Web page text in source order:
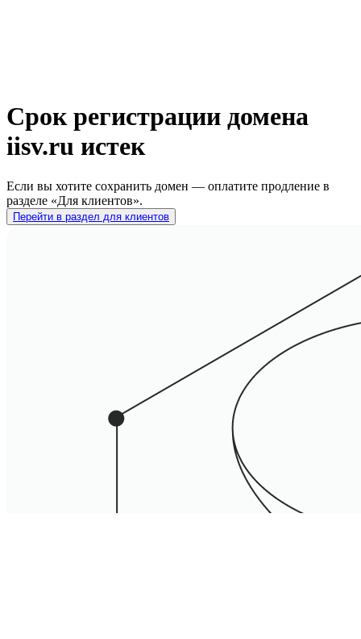
Срок регистрации домена
iisv.ru истек
Если вы хотите сохранить домен — оплатите продление в
разделе «Для клиентов».
Перейти в раздел для клиентов